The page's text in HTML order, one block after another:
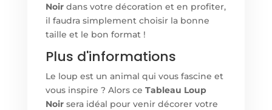
Noirdans votre décoration et en profiter,
il faudra simplement choisir la bonne
taille et le bon format !
Plus d'informations
Le loup est un animal qui vous fascine et
vous inspire ? Alors ce Tableau Loup
Noirsera idéal pour venir décorer votre